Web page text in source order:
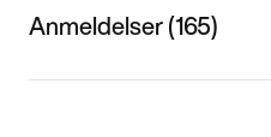
Anmeldelser (165)